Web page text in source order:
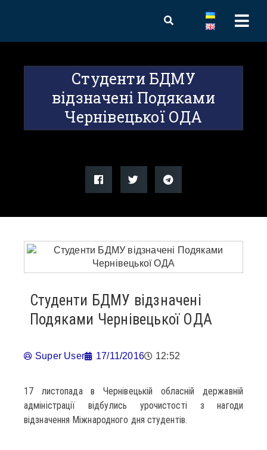
Студенти БДМУ
відзначені Подяками
Чернівецької ОДА
Студенти БДМУ відзначені
Подяками Чернівецької ОДА
Super User 17/11/2016 12:52
17 листопада в Чернівецькій обласній державній
адміністрації відбулись урочистості з нагоди
відзначення Міжнародного дня студентів.